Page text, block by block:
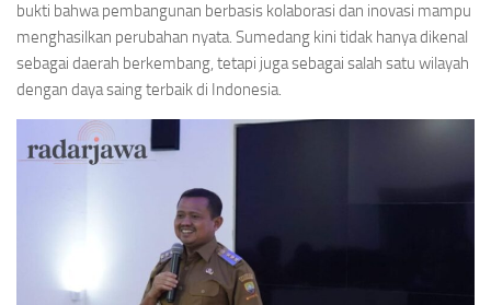
bukti bahwa pembangunan berbasis kolaborasi dan inovasi mampu
menghasilkan perubahan nyata. Sumedang kini tidak hanya dikenal
sebagai daerah berkembang, tetapi juga sebagai salah satu wilayah
dengan daya saing terbaik di Indonesia.